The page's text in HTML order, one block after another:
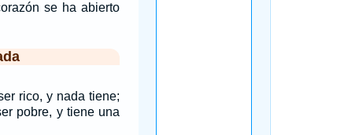
se ha abierto
rico, y nada tiene;
pobre, y tiene una